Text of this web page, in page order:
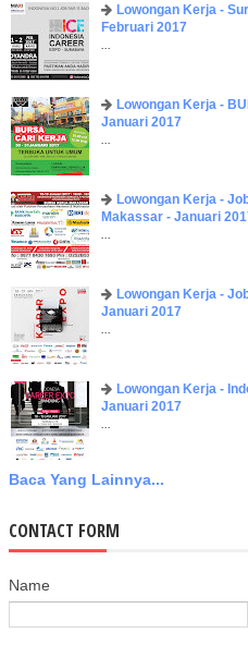
Lowongan Kerja -
Februari 2017
Lowongan Kerja -
Januari 2017
Lowongan Kerja -
Makassar - Januari
Lowongan Kerja -
Januari 2017
Lowongan Kerja -
Januari 2017
Baca Yang Lainnya...
CONTACT FORM
Name